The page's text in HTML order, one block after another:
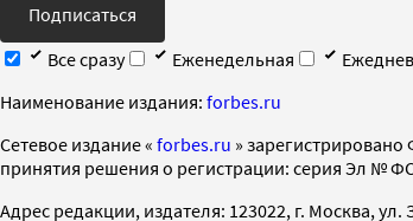
Подписаться
Все сразу
Еженедельная
Наименование издания: forbes.ru
Cетевое издание « forbes.ru »
принятия решения о регистрации: серия Эл №
Адрес редакции, издателя: 123022, г. Москва, ул.